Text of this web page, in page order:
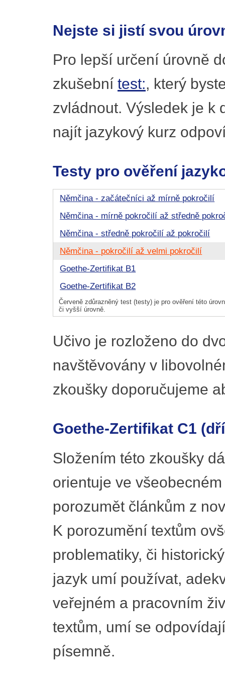
Nejste si jistí svou
Pro lepší určení úrovně
zkušební test:, který
zvládnout. Výsledek je k
najít jazykový kurz
Testy pro ověření
Němčina - začátečníci až mírně pokročilí
Němčina - mírně pokročilí až středně
Němčina - středně pokročilí až pokročilí
Němčina - pokročilí až velmi pokročilí
Goethe-Zertifikat B1
Goethe-Zertifikat B2
Červeně zdůrazněný test (testy) je pro ověření této
či vyšší úrovně.
Učivo je rozloženo do
navštěvovány v
zkoušky doporučujeme
Goethe-Zertifikat C1
Složením této zkoušky
orientuje ve
porozumět článkům z
K porozumění textům
problematiky, či
jazyk umí používat,
veřejném a pracovním
textům, umí se
písemně.